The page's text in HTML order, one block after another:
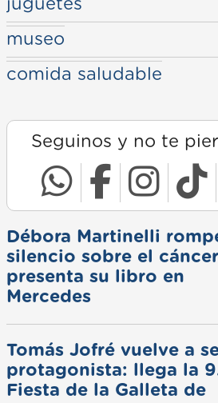
juguetes
museo
comida saludable
Seguinos y no te
Débora Martinelli
silencio sobre el
presenta su libro en
Mercedes
Tomás Jofré vuelve a
protagonista: llega la
Fiesta de la Galleta de